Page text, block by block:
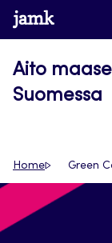
Siirry
suoraan
www.jamk.fi
Aito
Suomessa
Home Green